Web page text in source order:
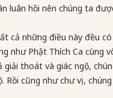
luân hồi nên chúng ta
cả những điều này đều
như Phật Thích Ca cùng
giải thoát và giác ngộ,
Rồi cũng như chư vị,